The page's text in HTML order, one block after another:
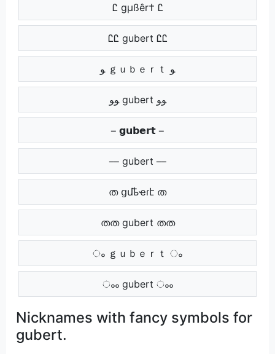
Ꮭ gµßêr† Ꮭ
ᏝᏝ gubert ᏝᏝ
ﻮ ｇｕｂｅｒｔ ﻮ
ﻮﻮ gubert ﻮﻮ
𝗴𝘂𝗯𝗲𝗿𝘁
gubert
ത ցմҍҽɾէ ത
തത gubert തത
ം ｇｕｂｅｒｔ ം
ംം gubert ംം
Nicknames with fancy symbols for
gubert.